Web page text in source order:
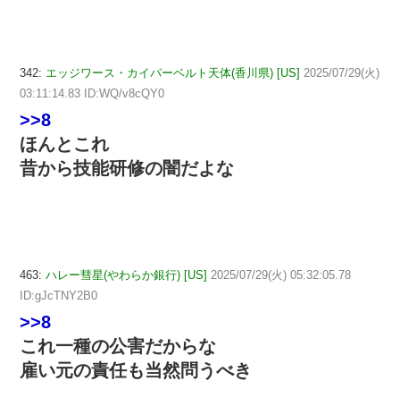
342: エッジワース・カイパーベルト天体(香川県) [US] 2025/07/29(火)
03:11:14.83 ID:WQ/v8cQY0
>>8
ほんとこれ
昔から技能研修の闇だよな
463: ハレー彗星(やわらか銀行) [US] 2025/07/29(火) 05:32:05.78
ID:gJcTNY2B0
>>8
これ一種の公害だからな
雇い元の責任も当然問うべき